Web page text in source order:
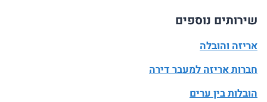
שירותים נוספים
אריזה והובלה
חברות אריזה למעבר דירה
הובלות בין ערים